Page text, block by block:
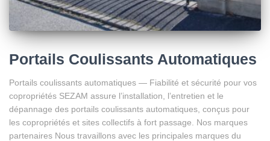
Portails Coulissants Automatiques
Portails coulissants automatiques — Fiabilité et sécurité pour vos
copropriétés SEZAM assure l’installation, l’entretien et le
dépannage des portails coulissants automatiques, conçus pour
les copropriétés et sites collectifs à fort passage. Nos marques
partenaires Nous travaillons avec les principales marques du